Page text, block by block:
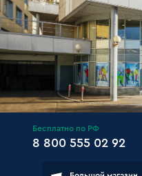
Бесплатно по РФ
8 800 555 02 92